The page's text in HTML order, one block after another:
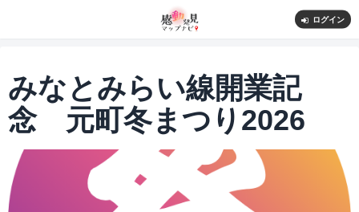
ログイン
みなとみらい線開業記
念 元町冬まつり2026